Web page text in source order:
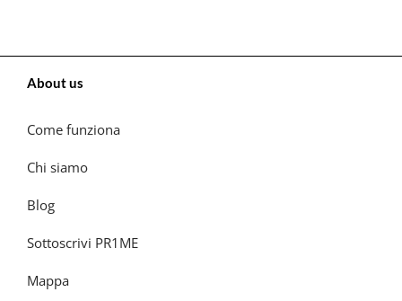
About us
Come funziona
Chi siamo
Blog
Sottoscrivi PR1ME
Mappa